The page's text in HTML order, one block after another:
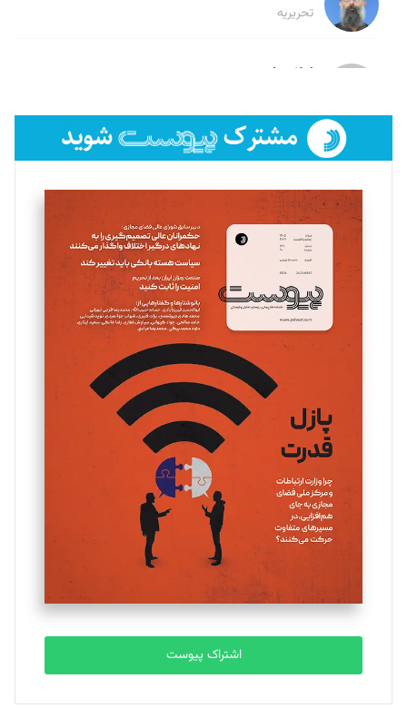
تحریریه
لیلا حنارود
فائزه فتحی رستمی
تحریریه
سروش کرمیان
تحریریه
مینا پاکدل
یسنا امان‌پور
تحریریه
ملینا جعفری
تحریریه
مصطفی مسجدی آرانی
تحریریه
بابک نقاش
تحریریه
اشتراک پیوست